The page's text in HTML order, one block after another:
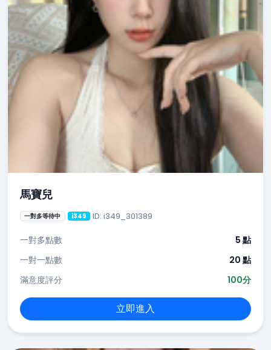
馬寶兒
一對多等待中 i349 ID: i349_301389
一對多點數
5 點
一對一點數
20 點
滿意度評分
100分
立即進入